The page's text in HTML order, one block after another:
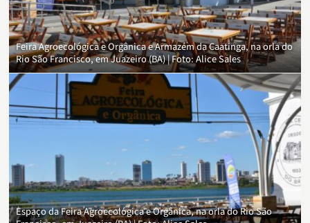
Feira Agroecológica e Orgânica e Armazém da Caatinga, na orla do
Rio São Francisco, em Juazeiro (BA) | Foto: Alice Sales
Espaço da Feira Agroecológica e Orgânica, na orla do Rio São